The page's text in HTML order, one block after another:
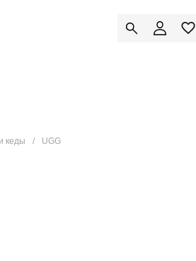
кеды UGG